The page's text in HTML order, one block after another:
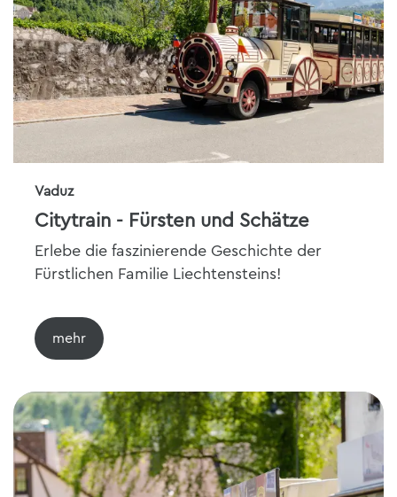
Vaduz
Citytrain - Fürsten und Schätze
Erlebe die faszinierende Geschichte der
Fürstlichen Familie Liechtensteins!